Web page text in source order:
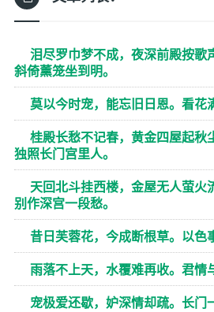
泪尽罗巾梦不成，夜深前殿按歌
斜倚薰笼坐到明。
莫以今时宠，能忘旧日恩。看花
桂殿长愁不记春，黄金四屋起秋
独照长门宫里人。
天回北斗挂西楼，金屋无人萤火
别作深宫一段愁。
昔日芙蓉花，今成断根草。以色
雨落不上天，水覆难再收。君情
宠极爱还歇，妒深情却疏。长门